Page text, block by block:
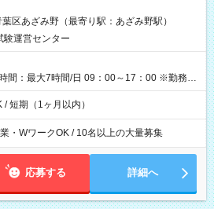
試験 8:30～17:30（休憩1時間） 時給1,300円
円＋交通費 ※当日の役割により時給＋100
家試験 7:00～13:30（休憩なし） 時給1,300
）×6時間＝日収8,400円＋交通費 【試用期
区あざみ野（最寄り駅：あざみ野駅）
験運営センター
間：最大7時間/日 09：00～17：00 ※勤務時
なります。
短期（1ヶ月以内）
・WワークOK / 10名以上の大量募集
応募する 詳細へ